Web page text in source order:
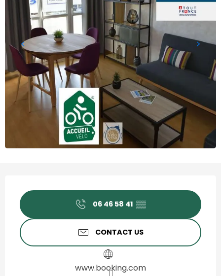
Horário e contactos
06 46 58 41 ▒▒
CONTACT US
www.booking.com